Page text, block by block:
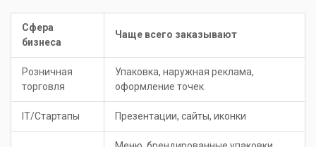
Сфера
бизнеса
Чаще всего заказывают
Розничная
торговля
Упаковка, наружная реклама,
оформление точек
IT/Стартапы Презентации, сайты, иконки